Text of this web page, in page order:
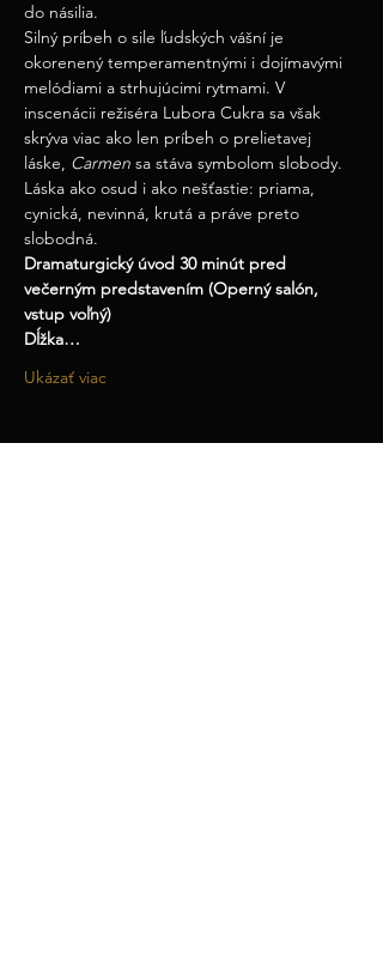
do násilia.
Silný príbeh o sile ľudských vášní je
okorenený temperamentnými i dojímavými
melódiami a strhujúcimi rytmami. V
inscenácii režiséra Lubora Cukra sa však
skrýva viac ako len príbeh o prelietavej
láske, Carmen sa stáva symbolom slobody.
Láska ako osud i ako nešťastie: priama,
cynická, nevinná, krutá a práve preto
slobodná.
Dramaturgický úvod 30 minút pred
večerným predstavením (Operný salón,
vstup voľný)
Dĺžka…
Ukázať viac